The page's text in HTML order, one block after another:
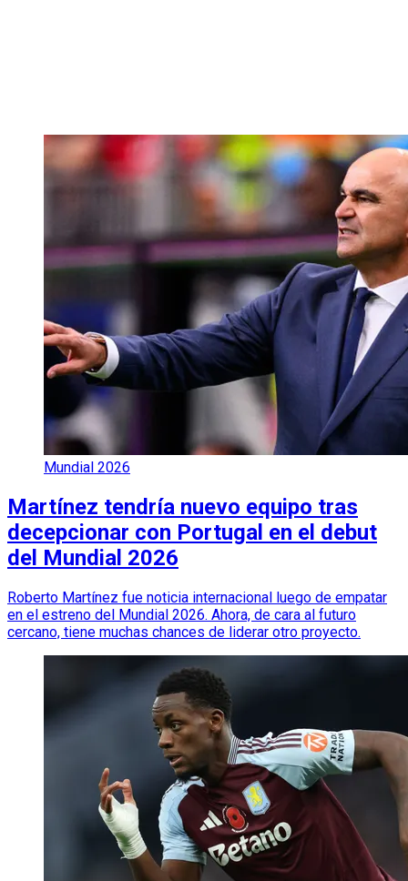
Mundial 2026
Martínez tendría nuevo equipo tras
decepcionar con Portugal en el debut
del Mundial 2026
Roberto Martínez fue noticia internacional luego de empatar
en el estreno del Mundial 2026. Ahora, de cara al futuro
cercano, tiene muchas chances de liderar otro proyecto.